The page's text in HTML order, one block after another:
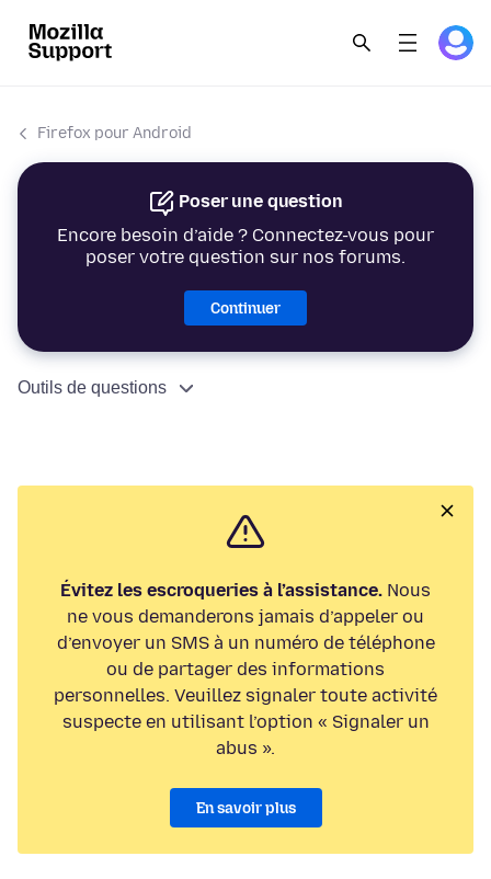
Firefox pour Android
Poser une question
Encore besoin d’aide ? Connectez-vous pour
poser votre question sur nos forums.
Continuer
Outils de questions
Évitez les escroqueries à l’assistance. Nous
ne vous demanderons jamais d’appeler ou
d’envoyer un SMS à un numéro de téléphone
ou de partager des informations
personnelles. Veuillez signaler toute activité
suspecte en utilisant l’option « Signaler un
abus ».
En savoir plus